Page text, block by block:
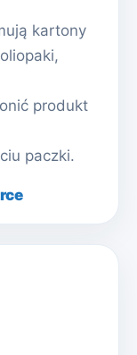
kartony
produkt
paczki.